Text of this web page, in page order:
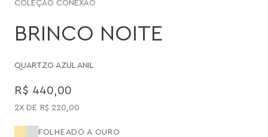
COLEÇÃO CONEXÃO
BRINCO NOITE
QUARTZO AZUL ANIL
R$ 440 00
2 R$ 220 00
FOLHEADO A OURO